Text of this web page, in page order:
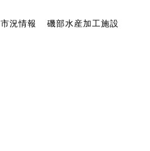
市況情報 磯部水産加工施設